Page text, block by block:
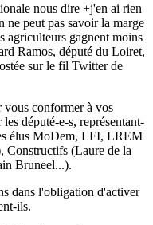
nous dire +j'en ai rien
ne peut pas savoir la marge
agriculteurs gagnent moins
Ramos, député du Loiret,
sur le fil Twitter de
conformer à vos
député-e-s, représentant-
élus MoDem, LFI, LREM
Constructifs (Laure de la
Bruneel...).
dans l'obligation d'activer
ils.